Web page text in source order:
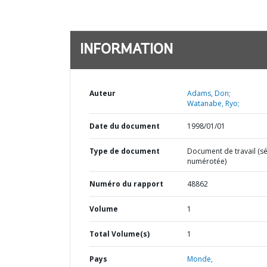
INFORMATION
Auteur
Adams, Don;
Watanabe, Ryo;
Date du document 1998/01/01
Type de document
Document de travail
numérotée)
Numéro du rapport 48862
Volume 1
Total Volume(s) 1
Pays Monde,